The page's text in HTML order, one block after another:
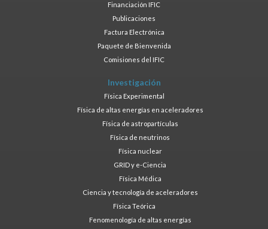
Financiación IFIC
Publicaciones
Factura Electrónica
Paquete de Bienvenida
Comisiones del IFIC
Investigación
Física Experimental
Física de altas energías en aceleradores
Física de astropartículas
Física de neutrinos
Física nuclear
GRID y e-Ciencia
Física Médica
Ciencia y tecnología de aceleradores
Física Teórica
Fenomenología de altas energías